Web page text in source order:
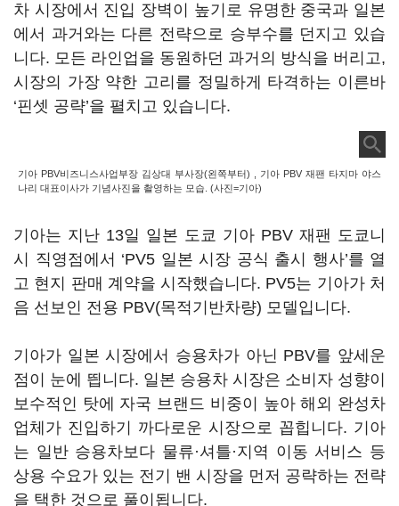
차 시장에서 진입 장벽이 높기로 유명한 중국과 일본
에서 과거와는 다른 전략으로 승부수를 던지고 있습
니다. 모든 라인업을 동원하던 과거의 방식을 버리고,
시장의 가장 약한 고리를 정밀하게 타격하는 이른바
‘핀셋 공략’을 펼치고 있습니다.
기아 PBV비즈니스사업부장 김상대 부사장(왼쪽부터) , 기아 PBV 재팬 타지마 야스
나리 대표이사가 기념사진을 촬영하는 모습. (사진=기아)
기아는 지난 13일 일본 도쿄 기아 PBV 재팬 도쿄니
시 직영점에서 ‘PV5 일본 시장 공식 출시 행사’를 열
고 현지 판매 계약을 시작했습니다. PV5는 기아가 처
음 선보인 전용 PBV(목적기반차량) 모델입니다.
기아가 일본 시장에서 승용차가 아닌 PBV를 앞세운
점이 눈에 띕니다. 일본 승용차 시장은 소비자 성향이
보수적인 탓에 자국 브랜드 비중이 높아 해외 완성차
업체가 진입하기 까다로운 시장으로 꼽힙니다. 기아
는 일반 승용차보다 물류·셔틀·지역 이동 서비스 등
상용 수요가 있는 전기 밴 시장을 먼저 공략하는 전략
을 택한 것으로 풀이됩니다.